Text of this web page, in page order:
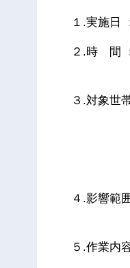
１.実施日
２.時 間
＊上記
３.対象
日
小
鹿児
４.影響範
(電
５.作業内